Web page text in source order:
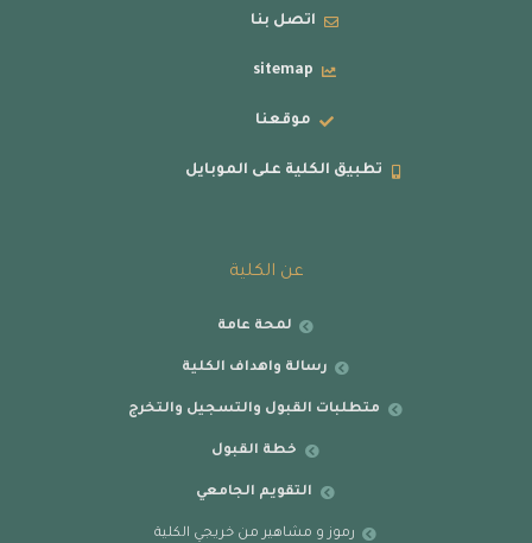
اتصل بنا
sitemap
موقعنا
تطبيق الكلية على الموبايل
عن الكلية
لمحة عامة
رسالة واهداف الكلية
متطلبات القبول والتسجيل والتخرج
خطة القبول
التقويم الجامعي
رموز و مشاهير من خريجي الكلية